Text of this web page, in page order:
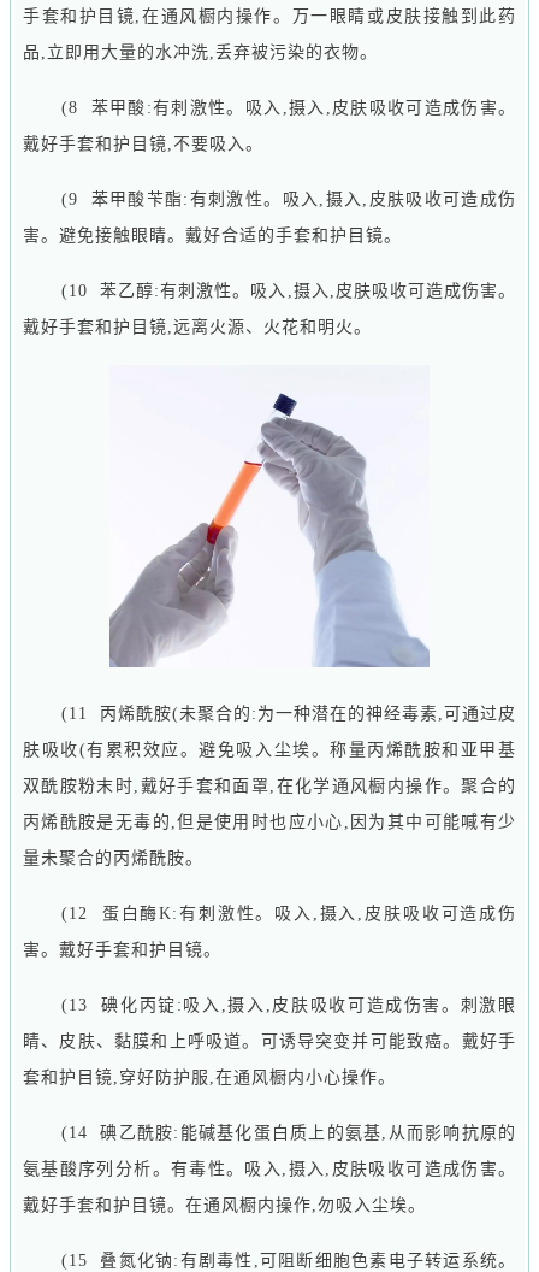
手套和护目镜,在通风橱内操作。万一眼睛或皮肤接触到此药
品,立即用大量的水冲洗,丢弃被污染的衣物。
(8 苯甲酸:有刺激性。吸入,摄入,皮肤吸收可造成伤害。
戴好手套和护目镜,不要吸入。
(9 苯甲酸苄酯:有刺激性。吸入,摄入,皮肤吸收可造成伤
害。避免接触眼睛。戴好合适的手套和护目镜。
(10 苯乙醇:有刺激性。吸入,摄入,皮肤吸收可造成伤害。
戴好手套和护目镜,远离火源、火花和明火。
(11 丙烯酰胺(未聚合的:为一种潜在的神经毒素,可通过皮
肤吸收(有累积效应。避免吸入尘埃。称量丙烯酰胺和亚甲基
双酰胺粉末时,戴好手套和面罩,在化学通风橱内操作。聚合的
丙烯酰胺是无毒的,但是使用时也应小心,因为其中可能喊有少
量未聚合的丙烯酰胺。
(12 蛋白酶K:有刺激性。吸入,摄入,皮肤吸收可造成伤
害。戴好手套和护目镜。
(13 碘化丙锭:吸入,摄入,皮肤吸收可造成伤害。刺激眼
睛、皮肤、黏膜和上呼吸道。可诱导突变并可能致癌。戴好手
套和护目镜,穿好防护服,在通风橱内小心操作。
(14 碘乙酰胺:能碱基化蛋白质上的氨基,从而影响抗原的
氨基酸序列分析。有毒性。吸入,摄入,皮肤吸收可造成伤害。
戴好手套和护目镜。在通风橱内操作,勿吸入尘埃。
(15 叠氮化钠:有剧毒性,可阻断细胞色素电子转运系统。